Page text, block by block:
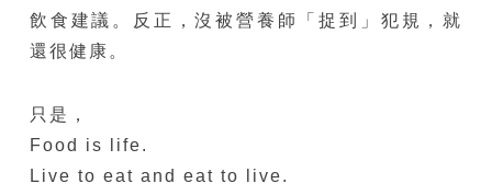
飲食建議。反正，沒被營養師「捉到」犯規，就
還很健康。
只是，
Food is life.
Live to eat and eat to live.